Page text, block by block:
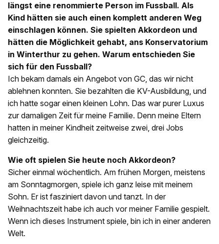
längst eine renommierte Person im Fussball. Als
Kind hätten sie auch einen komplett anderen Weg
einschlagen können. Sie spielten Akkordeon und
hätten die Möglichkeit gehabt, ans Konservatorium
in Winterthur zu gehen. Warum entschieden Sie
sich für den Fussball?
Ich bekam damals ein Angebot von GC, das wir nicht
ablehnen konnten. Sie bezahlten die KV-Ausbildung, und
ich hatte sogar einen kleinen Lohn. Das war purer Luxus
zur damaligen Zeit für meine Familie. Denn meine Eltern
hatten in meiner Kindheit zeitweise zwei, drei Jobs
gleichzeitig.
Wie oft spielen Sie heute noch Akkordeon?
Sicher einmal wöchentlich. Am frühen Morgen, meistens
am Sonntagmorgen, spiele ich ganz leise mit meinem
Sohn. Er ist fasziniert davon und tanzt. In der
Weihnachtszeit habe ich auch vor meiner Familie gespielt.
Wenn ich dieses Instrument spiele, bin ich in einer anderen
Welt.